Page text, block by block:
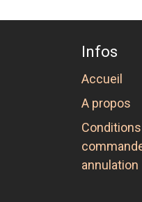
Infos
Accueil
A propos
annulation